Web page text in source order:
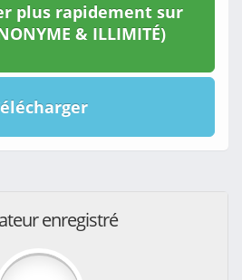
plus rapidement sur
& ILLIMITÉ)
enregistré